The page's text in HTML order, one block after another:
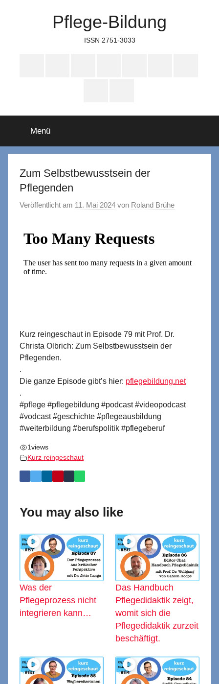
Pflege-Bildung
ISSN 2751-3033
Menü
Zum Selbstbewusstsein der
Pflegenden
Veröffentlicht am 11. Mai 2024 von Roland Brühe
Kurz reingeschaut in Episode 79 mit Prof. Dr.
Christa Olbrich: Zum Selbstbewusstsein der
Pflegenden.
.
Die ganze Episode gibt’s hier: pflegebildung.net
.
#pflege #pflegebildung #podcast #videopodcast
#vodcast #geschichte #pflegeausbildung
#weiterbildung #berufspolitik #pflegeberuf
1views
Kurz reingeschaut
You may also like
Was der
Pflegeprozess nicht
integrieren kann…
Das Handbuch
Pflegedidaktik zeigt,
womit sich die
Pflegedidaktik zurzeit
beschäftigt.